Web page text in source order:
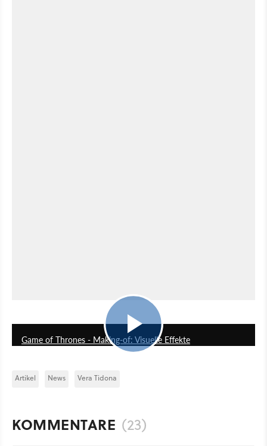
Game of Thrones - Making-of: Visuelle Effekte
Artikel News Vera Tidona
KOMMENTARE (23)